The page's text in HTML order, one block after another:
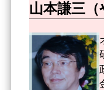
山本謙三（